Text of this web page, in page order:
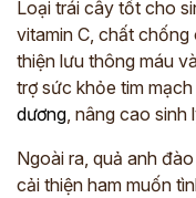
Loại trái cây tốt cho
vitamin C, chất
thiện lưu thông máu
trợ sức khỏe tim
dương , nâng cao sinh
Ngoài ra, quả anh
cải thiện ham muốn